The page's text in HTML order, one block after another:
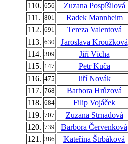
110. 656 Zuzana Pospíšilová
111. 801 Radek Mannheim
112. 691 Tereza Valentová
113. 630 Jaroslava Kroužková
114. 309 Jiří Vícha
115. 147 Petr Kuča
116. 475 Jiří Novák
117. 768 Barbora Hrůzová
118. 684 Filip Vojáček
119. 707 Zuzana Strnadová
120. 739 Barbora Červenková
121. 386 Kateřina Štrbáková